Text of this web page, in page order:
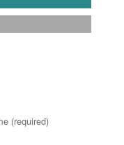
(required)